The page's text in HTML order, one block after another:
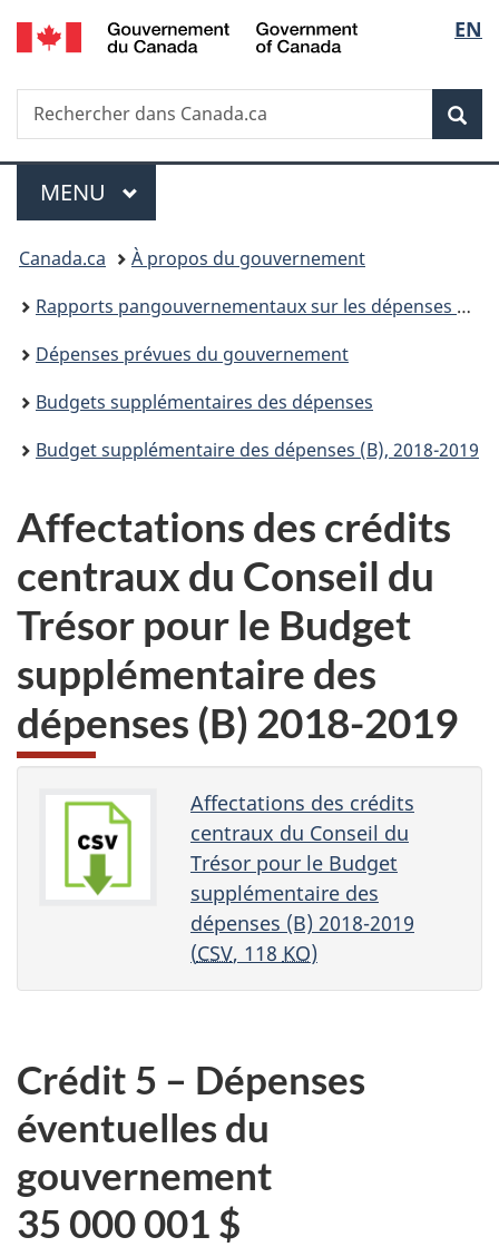
Passer
au
principal
Passer
à
Au
du
Passer
à
version
simplifiée
de
la
EN
Recherche
Rechercher
dans
Menu
MENU PRINCIPAL
Vous
êtes
ici :
Canada.ca
À propos du gouvernement
Rapports pangouvernementaux sur les dépenses et les activités
Dépenses prévues du gouvernement
Budgets supplémentaires des dépenses
Budget supplémentaire des dépenses (B), 2018-2019
Affectations des crédits
centraux du Conseil du
Trésor pour le Budget
supplémentaire des
dépenses (B) 2018-2019
Affectations des crédits
centraux du Conseil du
Trésor pour le Budget
supplémentaire des
dépenses (B) 2018-2019
(CSV, 118 KO)
Crédit 5 – Dépenses
éventuelles du
gouvernement
35 000 001 $